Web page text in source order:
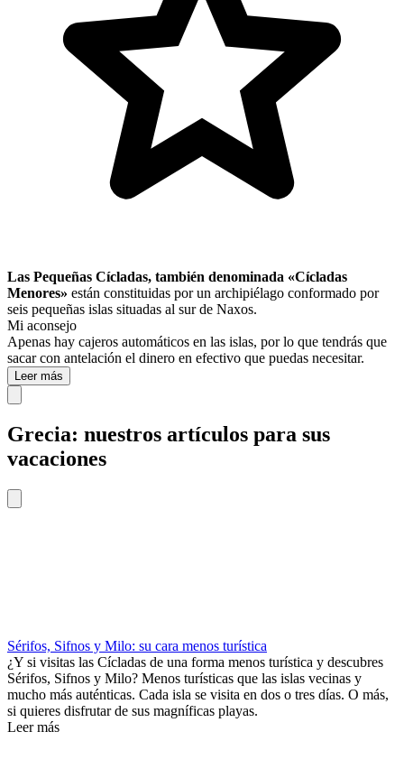
Las Pequeñas Cícladas, también denominada «Cícladas
Menores» están constituidas por un archipiélago conformado por
seis pequeñas islas situadas al sur de Naxos.
Mi aconsejo
Apenas hay cajeros automáticos en las islas, por lo que tendrás que
sacar con antelación el dinero en efectivo que puedas necesitar.
Leer más
Grecia: nuestros artículos para sus
vacaciones
Sérifos, Sifnos y Milo: su cara menos turística
¿Y si visitas las Cícladas de una forma menos turística y descubres
Sérifos, Sifnos y Milo? Menos turísticas que las islas vecinas y
mucho más auténticas. Cada isla se visita en dos o tres días. O más,
si quieres disfrutar de sus magníficas playas.
Leer más